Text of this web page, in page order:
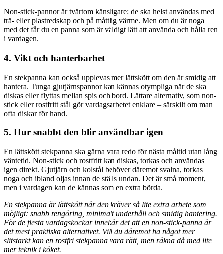
Non-stick-pannor är tvärtom känsligare: de ska helst användas med
trä- eller plastredskap och på måttlig värme. Men om du är noga
med det får du en panna som är väldigt lätt att använda och hålla ren
i vardagen.
4. Vikt och hanterbarhet
En stekpanna kan också upplevas mer lättskött om den är smidig att
hantera. Tunga gjutjärnspannor kan kännas otympliga när de ska
diskas eller flyttas mellan spis och bord. Lättare alternativ, som non-
stick eller rostfritt stål gör vardagsarbetet enklare – särskilt om man
ofta diskar för hand.
5. Hur snabbt den blir användbar igen
En lättskött stekpanna ska gärna vara redo för nästa måltid utan lång
väntetid. Non-stick och rostfritt kan diskas, torkas och användas
igen direkt. Gjutjärn och kolstål behöver däremot svalna, torkas
noga och ibland oljas innan de ställs undan. Det är små moment,
men i vardagen kan de kännas som en extra börda.
En stekpanna är lättskött när den kräver så lite extra arbete som
möjligt: snabb rengöring, minimalt underhåll och smidig hantering.
För de flesta vardagskockar innebär det att en non-stick-panna är
det mest praktiska alternativet. Vill du däremot ha något mer
slitstarkt kan en rostfri stekpanna vara rätt, men räkna då med lite
mer teknik i köket.